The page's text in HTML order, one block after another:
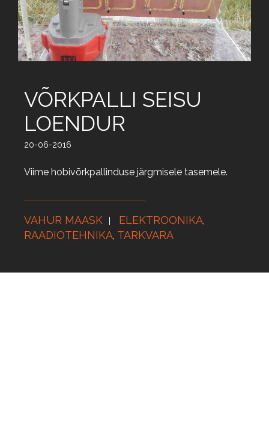
VÕRKPALLI SEISU
LOENDUR
20-06-2016
Viime hobivõrkpallinduse järgmisele tasemele.
VAHUR MAASK ELEKTROONIKA
RAADIOTEHNIKA TARKVARA